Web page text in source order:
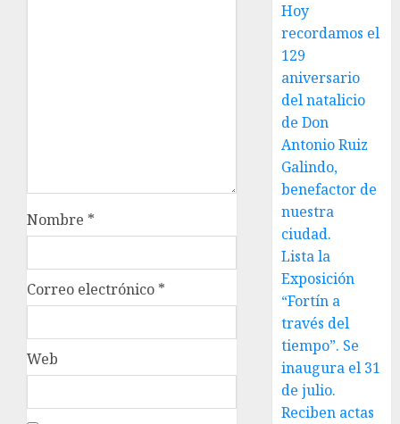
Nombre *
Correo electrónico *
Web
Hoy
recordamos el
129
aniversario
del natalicio
de Don
Antonio Ruiz
Galindo,
benefactor de
nuestra
ciudad.
Lista la
Exposición
“Fortín a
través del
tiempo”. Se
inaugura el 31
de julio.
Reciben actas